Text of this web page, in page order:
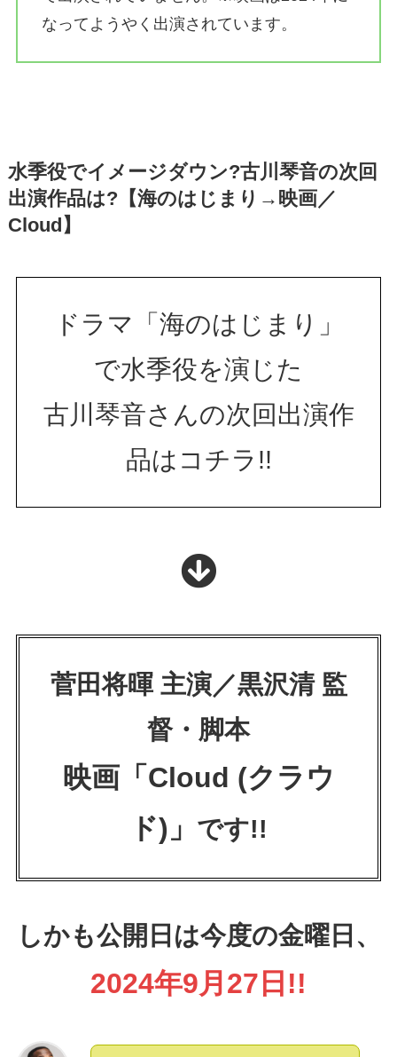
なってようやく出演されています。
水季役でイメージダウン?古川琴音の次回
出演作品は?【海のはじまり→映画／
Cloud】
ドラマ「海のはじまり」
で水季役を演じた
古川琴音さんの次回出演作
品はコチラ!!
菅田将暉 主演／黒沢清 監
督・脚本
映画「Cloud (クラウ
ド)」 です!!
しかも公開日は今度の金曜日、
2024年9月27日!!